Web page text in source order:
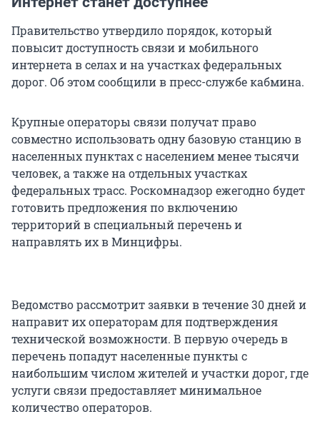
Правительство утвердило порядок, который
повысит доступность связи и мобильного
интернета в селах и на участках федеральных
дорог. Об этом сообщили в пресс-службе кабмина.
Крупные операторы связи получат право
совместно использовать одну базовую станцию в
населенных пунктах с населением менее тысячи
человек, а также на отдельных участках
федеральных трасс. Роскомнадзор ежегодно будет
готовить предложения по включению
территорий в специальный перечень и
направлять их в Минцифры.
Ведомство рассмотрит заявки в течение 30 дней и
направит их операторам для подтверждения
технической возможности. В первую очередь в
перечень попадут населенные пункты с
наибольшим числом жителей и участки дорог, где
услуги связи предоставляет минимальное
количество операторов.